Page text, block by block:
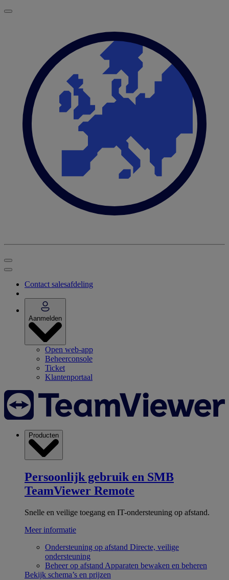
Contact salesafdeling
Aanmelden
Open web-app
Beheerconsole
Ticket
Klantenportaal
Producten
Persoonlijk gebruik en SMB
TeamViewer Remote
Snelle en veilige toegang en IT-ondersteuning op afstand.
Meer informatie
Ondersteuning op afstand Directe, veilige
ondersteuning
Beheer op afstand Apparaten bewaken en beheren
Bekijk schema’s en prijzen